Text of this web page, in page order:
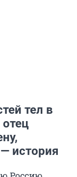
тел в
история